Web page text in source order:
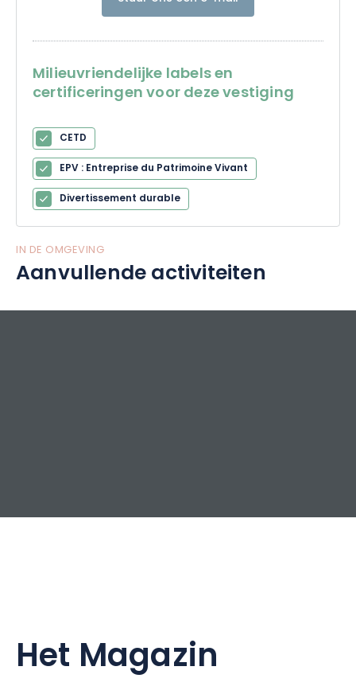
Milieuvriendelijke labels en
certificeringen voor deze vestiging
CETD
EPV : Entreprise du Patrimoine Vivant
Divertissement durable
IN DE OMGEVING
Aanvullende activiteiten
Het Magazin